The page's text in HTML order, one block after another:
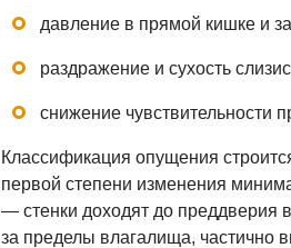
давление в прямой кишке и
раздражение и сухость
снижение чувствительности
Классификация опущения
первой степени изменения
— стенки доходят до преддверия
за пределы влагалища, частично